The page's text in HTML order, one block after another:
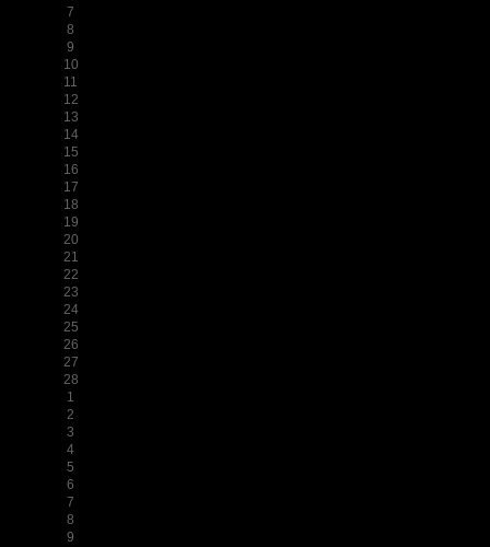
7
8
9
10
11
12
13
14
15
16
17
18
19
20
21
22
23
24
25
26
27
28
1
2
3
4
5
6
7
8
9